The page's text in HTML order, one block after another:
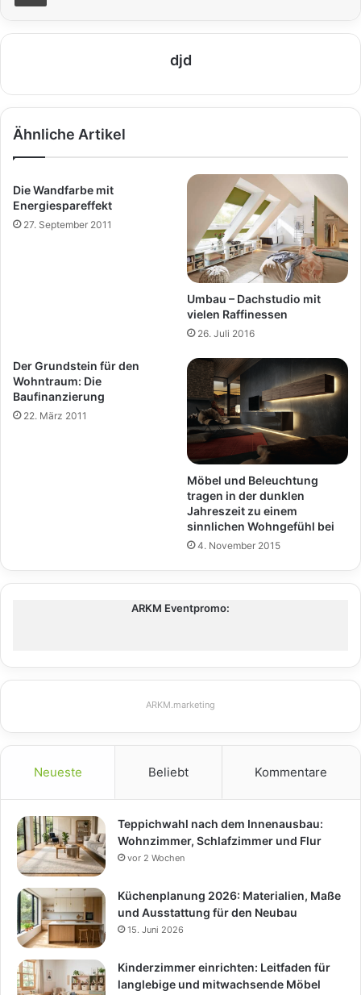
djd
Ähnliche Artikel
Die Wandfarbe mit
Energiespareffekt
27. September 2011
Umbau – Dachstudio mit
vielen Raffinessen
26. Juli 2016
Der Grundstein für den
Wohntraum: Die
Baufinanzierung
22. März 2011
Möbel und Beleuchtung
tragen in der dunklen
Jahreszeit zu einem
sinnlichen Wohngefühl bei
4. November 2015
ARKM Eventpromo:
ARKM.marketing
Neueste Beliebt Kommentare
Teppichwahl nach dem Innenausbau:
Wohnzimmer, Schlafzimmer und Flur
vor 2 Wochen
Küchenplanung 2026: Materialien, Maße
und Ausstattung für den Neubau
15. Juni 2026
Kinderzimmer einrichten: Leitfaden für
langlebige und mitwachsende Möbel